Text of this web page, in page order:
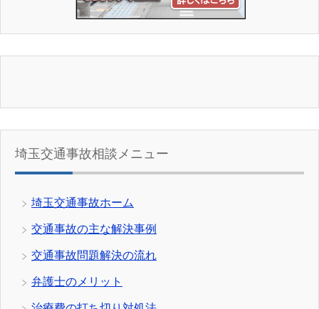
埼玉交通事故相談メニュー
埼玉交通事故ホーム
交通事故の主な解決事例
交通事故問題解決の流れ
弁護士のメリット